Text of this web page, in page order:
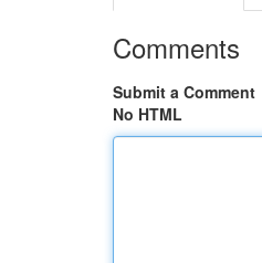
Comments
Submit a Comment
No HTML